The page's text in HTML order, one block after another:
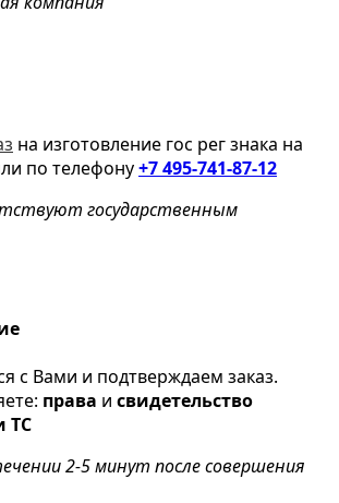
на изготовление гос рег знака на
по телефону+7 495-741-87-12
государственным
с Вами и подтверждаем заказ.
права и свидетельство
ТС
2-5 минут после совершения